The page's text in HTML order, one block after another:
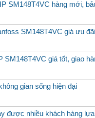
SM148T4VC hàng mới,
SM148T4VC giá ưu
SM148T4VC giá tốt, giao
gian sống hiện đại
được nhiều khách hàng